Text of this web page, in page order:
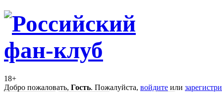
18+
Добро пожаловать, Гость. Пожалуйста, войдите или